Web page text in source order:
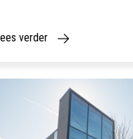
en […]
verder